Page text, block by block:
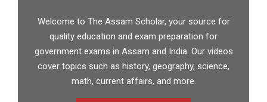
Welcome to The Assam Scholar, your source for
quality education and exam preparation for
government exams in Assam and India. Our videos
cover topics such as history, geography, science,
math, current affairs, and more.